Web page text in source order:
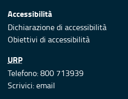
Accessibilità
Dichiarazione di accessibilità
Obiettivi di accessibilità
URP
Telefono: 800 713939
Scrivici:email